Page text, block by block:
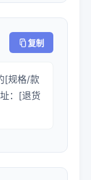
复制
[规格/款
：[退货